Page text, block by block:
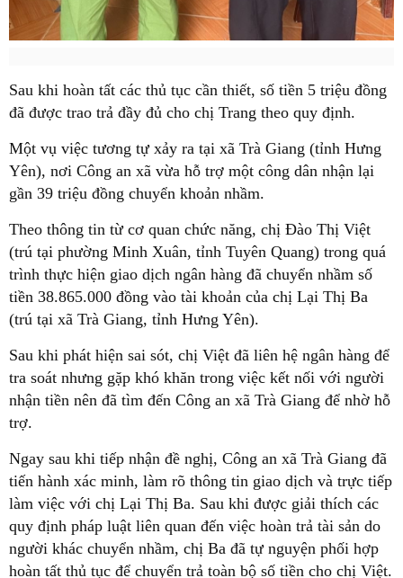
Sau khi hoàn tất các thủ tục cần thiết, số tiền 5 triệu đồng
đã được trao trả đầy đủ cho chị Trang theo quy định.
Một vụ việc tương tự xảy ra tại xã Trà Giang (tỉnh Hưng
Yên), nơi Công an xã vừa hỗ trợ một công dân nhận lại
gần 39 triệu đồng chuyển khoản nhầm.
Theo thông tin từ cơ quan chức năng, chị Đào Thị Việt
(trú tại phường Minh Xuân, tỉnh Tuyên Quang) trong quá
trình thực hiện giao dịch ngân hàng đã chuyển nhầm số
tiền 38.865.000 đồng vào tài khoản của chị Lại Thị Ba
(trú tại xã Trà Giang, tỉnh Hưng Yên).
Sau khi phát hiện sai sót, chị Việt đã liên hệ ngân hàng để
tra soát nhưng gặp khó khăn trong việc kết nối với người
nhận tiền nên đã tìm đến Công an xã Trà Giang để nhờ hỗ
trợ.
Ngay sau khi tiếp nhận đề nghị, Công an xã Trà Giang đã
tiến hành xác minh, làm rõ thông tin giao dịch và trực tiếp
làm việc với chị Lại Thị Ba. Sau khi được giải thích các
quy định pháp luật liên quan đến việc hoàn trả tài sản do
người khác chuyển nhầm, chị Ba đã tự nguyện phối hợp
hoàn tất thủ tục để chuyển trả toàn bộ số tiền cho chị Việt.